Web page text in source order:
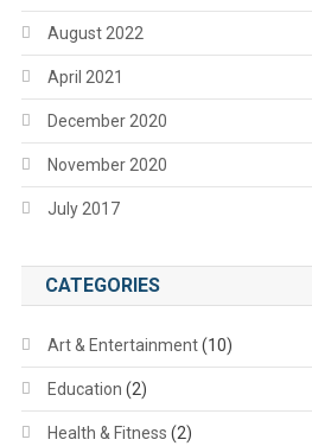
August 2022
April 2021
December 2020
November 2020
July 2017
CATEGORIES
Art & Entertainment(10)
Education (2)
Health & Fitness (2)